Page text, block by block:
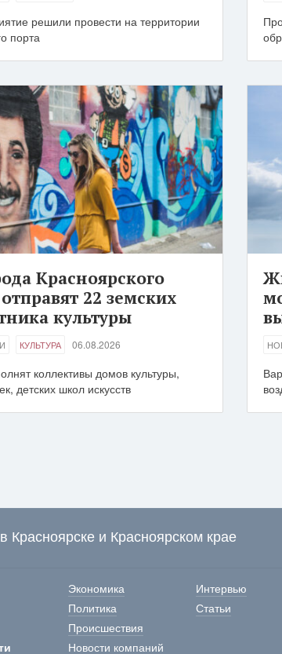
решили провести на территории
порта
Красноярского
22 земских
культуры
КУЛЬТУРА 06.08.2026
коллективы домов культуры,
детских школ искусств
Красноярске и Красноярском крае
Экономика
Политика
Происшествия
Интервью
Статьи
Новости компаний